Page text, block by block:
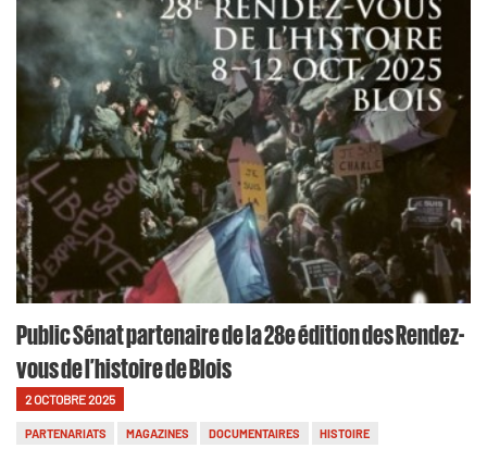
Public Sénat partenaire de la 28e édition des Rendez-
vous de l’histoire de Blois
2 OCTOBRE 2025
PARTENARIATS MAGAZINES DOCUMENTAIRES HISTOIRE